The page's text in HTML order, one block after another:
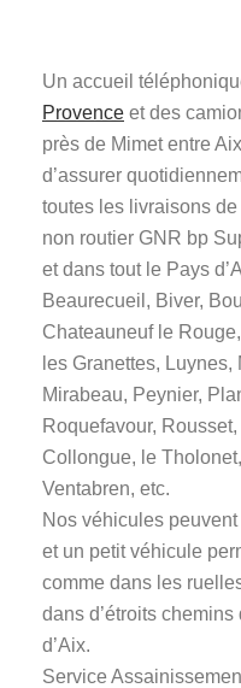
Un accueil
Provence et des
près de Mimet entre
d’assurer
toutes les livraisons
non routier GNR bp
et dans tout le Pays
Beaurecueil, Biver,
Chateauneuf le
les Granettes,
Mirabeau, Peynier,
Roquefavour,
Collongue, le
Ventabren, etc.
Nos véhicules
et un petit véhicule
comme dans les
dans d’étroits
d’Aix.
Service